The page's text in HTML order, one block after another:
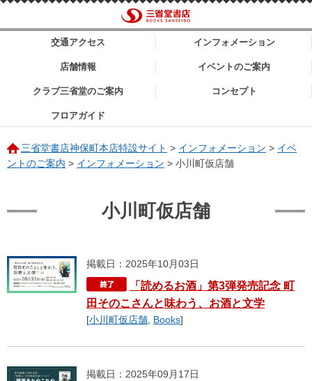
交通アクセス インフォメーション
店舗情報 イベントのご案内
クラブ三省堂のご案内 コンセプト
フロアガイド
三省堂書店神保町本店特設サイト > インフォメーション > イベ
ントのご案内 > インフォメーション > 小川町仮店舗
小川町仮店舗
掲載日：2025年10月03日
「読めるお酒」第3弾発売記念 町
田そのこさんと味わう、お酒と文学
[小川町仮店舗, Books]
掲載日：2025年09月17日